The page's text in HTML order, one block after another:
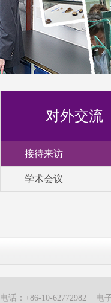
对外交流
接待来访
学术会议
电话：+86-10-62772982 电